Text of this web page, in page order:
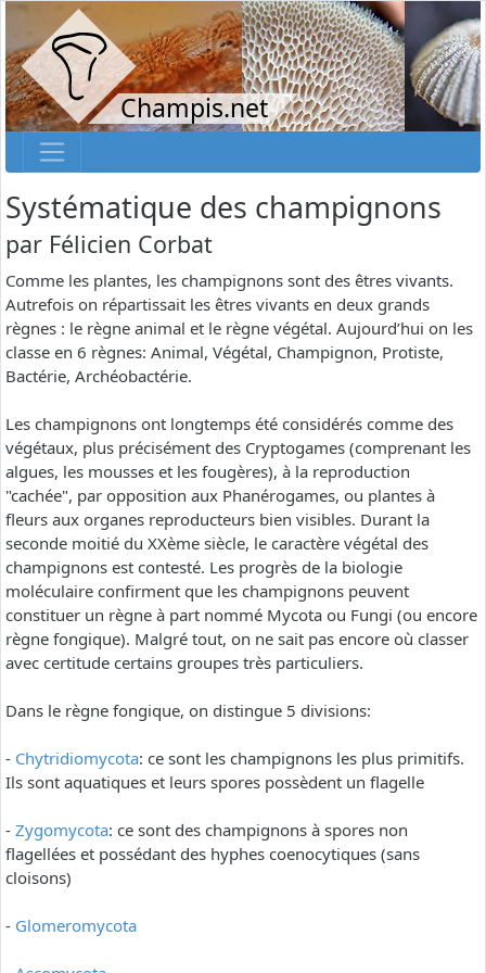
Champis.net
Systématique des champignons
par Félicien Corbat
Comme les plantes, les champignons sont des êtres vivants.
Autrefois on répartissait les êtres vivants en deux grands
règnes : le règne animal et le règne végétal. Aujourd’hui on les
classe en 6 règnes: Animal, Végétal, Champignon, Protiste,
Bactérie, Archéobactérie.
Les champignons ont longtemps été considérés comme des
végétaux, plus précisément des Cryptogames (comprenant les
algues, les mousses et les fougères), à la reproduction
"cachée", par opposition aux Phanérogames, ou plantes à
fleurs aux organes reproducteurs bien visibles. Durant la
seconde moitié du XXème siècle, le caractère végétal des
champignons est contesté. Les progrès de la biologie
moléculaire confirment que les champignons peuvent
constituer un règne à part nommé Mycota ou Fungi (ou encore
règne fongique). Malgré tout, on ne sait pas encore où classer
avec certitude certains groupes très particuliers.
Dans le règne fongique, on distingue 5 divisions:
- Chytridiomycota: ce sont les champignons les plus primitifs.
Ils sont aquatiques et leurs spores possèdent un flagelle
- Zygomycota: ce sont des champignons à spores non
flagellées et possédant des hyphes coenocytiques (sans
cloisons)
- Glomeromycota